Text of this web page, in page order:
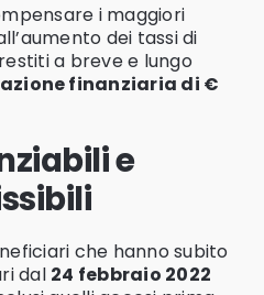
i maggiori
dei tassi di
a breve e lungo
finanziaria di €
e
che hanno subito
dal 24 febbraio 2022